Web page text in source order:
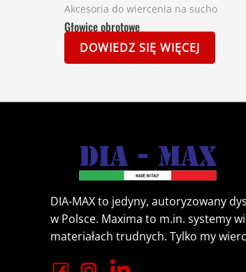
Akcesoria do wiercenia na sucho
Głowice obrotowe
DOWIEDZ SIĘ WIĘCEJ
DIA-MAX to jedyny, autoryzowany
w Polsce. Maxima to m.in. systemy
materiałach trudnych. Tylko my